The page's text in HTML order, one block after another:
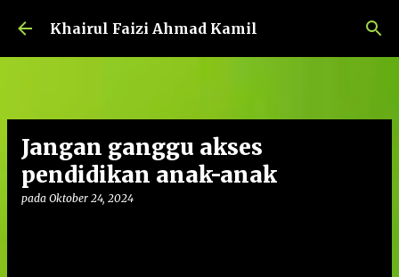
Langkau ke kandungan utama
Khairul Faizi Ahmad Kamil
Jangan ganggu akses
pendidikan anak-anak
pada Oktober 24, 2024